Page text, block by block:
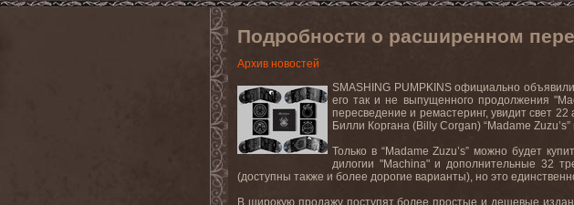
Подробности о расширенном
Архив новостей
SMASHING PUMPKINSофициально объявили
его так и не выпущенного продолжения
пересведение и ремастеринг, увидит свет
Билли Коргана (Billy Corgan) “Madame Zuzu’s
Только в “Madame Zuzu’s” можно будет
дилогии "Machina" и дополнительные 32
(доступны также и более дорогие варианты), но это
В широкую продажу поступят более простые и дешевые